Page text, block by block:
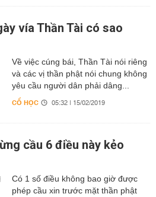
vía Thần Tài có sao
Về việc cúng bái, Thần Tài nói riêng
và các vị thần phật nói chung không
yêu cầu người dân phải dâng...
CỔ HỌC 05:32 | 15/02/2019
cầu 6 điều này kẻo
Có 1 số điều không bao giờ được
phép cầu xin trước mặt thần phật